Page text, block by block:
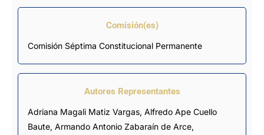
Comisión(es)
Comisión Séptima Constitucional Permanente
Autores Representantes
Adriana Magali Matiz Vargas, Alfredo Ape Cuello
Baute, Armando Antonio Zabaraín de Arce,